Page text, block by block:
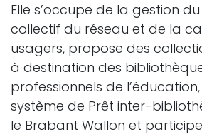
Elle s’occupe de la gestion
collectif du réseau et de la
usagers, propose des
à destination des
professionnels de
système de Prêt inter-
le Brabant Wallon et